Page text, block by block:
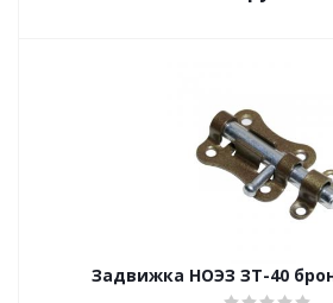
Задвижка НОЭЗ ЗТ-40